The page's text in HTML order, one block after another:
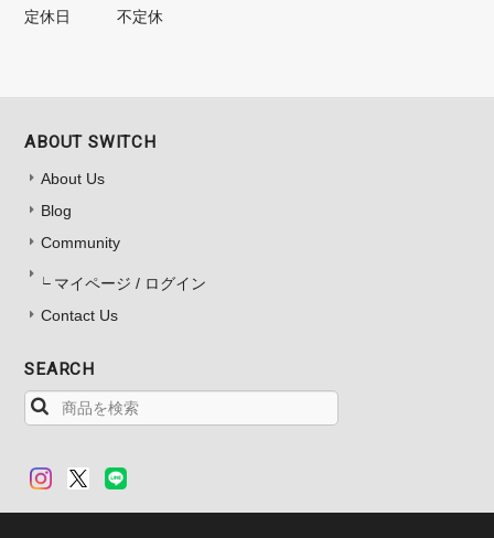
定休日
不定休
ABOUT SWITCH
About Us
Blog
Community
マイページ / ログイン
Contact Us
SEARCH